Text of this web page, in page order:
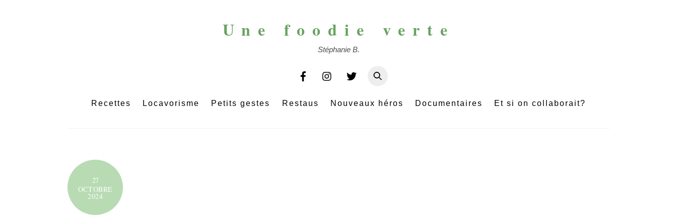
Une foodie verte
Stéphanie B.
Recettes Locavorisme Petits gestes Restaus Nouveaux héros Documentaires Et si on collaborait?
27
OCTOBRE
2024